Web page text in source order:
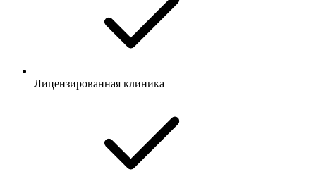
Лицензированная клиника